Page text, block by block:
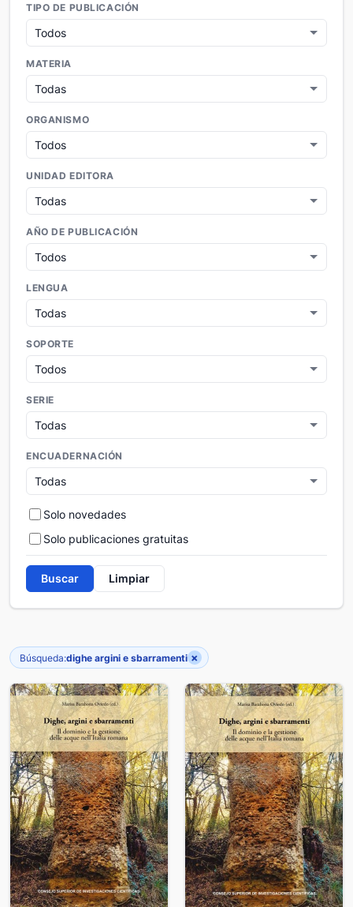
TIPO DE PUBLICACIÓN
MATERIA
ORGANISMO
UNIDAD EDITORA
AÑO DE PUBLICACIÓN
LENGUA
SOPORTE
SERIE
ENCUADERNACIÓN
Solo novedades
Solo publicaciones gratuitas
Buscar Limpiar
Búsqueda:dighe argini e sbarramenti ×